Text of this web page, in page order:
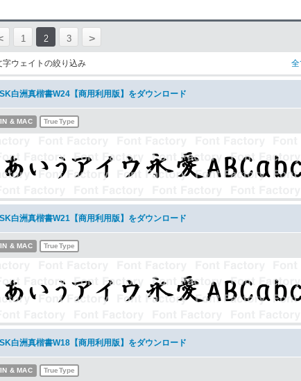
1 2 3 >
字ウェイトの絞り込み 全
白洲真楷書W24【商用利用版】をダウンロード
& MAC TrueType
白洲真楷書W21【商用利用版】をダウンロード
& MAC TrueType
白洲真楷書W18【商用利用版】をダウンロード
& MAC TrueType